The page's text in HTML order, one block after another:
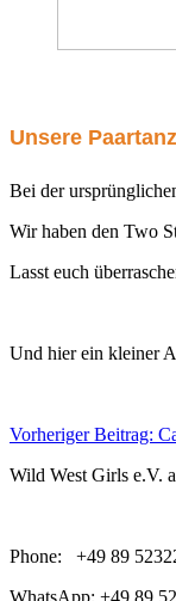
Unsere
Bei der
Wir haben den Two
Lasst euch
Und hier ein kleiner
Vorheriger Beitrag:
Wild West Girls e.V.
Phone: +49 89
WhatsApp: +49 89